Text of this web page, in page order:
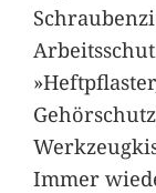
Immer